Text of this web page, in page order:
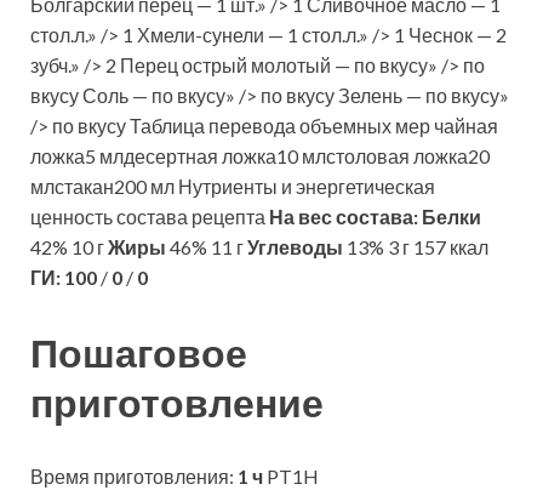
стол.л.» /> 1 Хмели-сунели — 1 стол.л.» /> 1 Чеснок — 2
зубч.» /> 2 Перец острый молотый — по вкусу» /> по
вкусу Соль — по вкусу» /> по вкусу Зелень — по вкусу»
/> по вкусу Таблица перевода объемных мер чайная
ложка5 млдесертная ложка10 млстоловая ложка20
млстакан200 мл Нутриенты и энергетическая
ценность состава рецепта На вес состава: Белки
42% 10 гЖиры 46% 11 гУглеводы 13% 3 г 157 ккал
ГИ: 100 / 0 / 0
Пошаговое
приготовление
Время приготовления: 1 ч PT1H